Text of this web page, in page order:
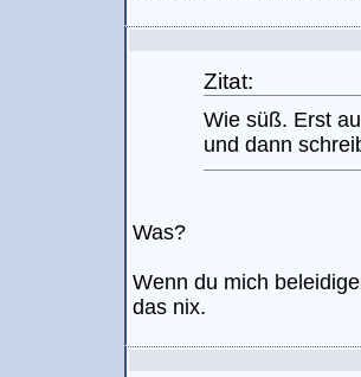
Zitat:
Wie süß. Erst
und dann
Was?
Wenn du mich
das nix.